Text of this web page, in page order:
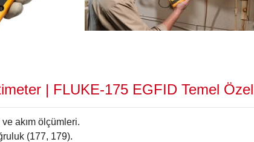
| FLUKE-175 EGFID Temel
akım ölçümleri.
(177, 179).